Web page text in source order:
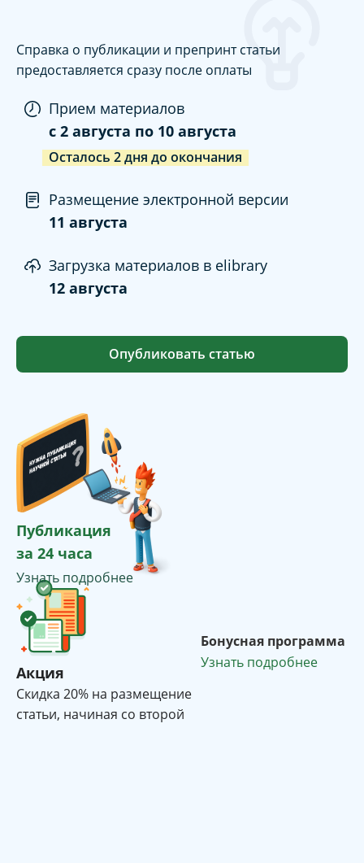
Справка о публикации и препринт статьи
предоставляется сразу после оплаты
Прием материалов
c 2 августа по 10 августа
Осталось 2дня до окончания
Размещение электронной версии
11 августа
Загрузка материалов в elibrary
12 августа
Опубликовать статью
Публикация
за 24 часа
Узнать подробнее
Акция
Cкидка 20% на размещение
статьи, начиная со второй
Бонусная программа
Узнать подробнее